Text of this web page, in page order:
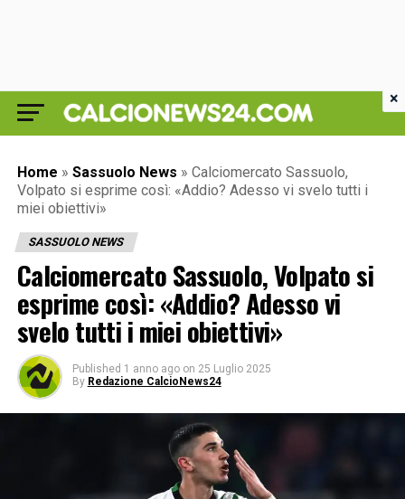
Home » Sassuolo News » Calciomercato Sassuolo,
Volpato si esprime così: «Addio? Adesso vi svelo tutti i
miei obiettivi»
SASSUOLO NEWS
Calciomercato Sassuolo, Volpato si
esprime così: «Addio? Adesso vi
svelo tutti i miei obiettivi»
Published 1 anno ago on 25 Luglio 2025
By Redazione CalcioNews24
×